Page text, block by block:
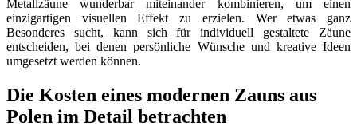
Metallzäune wunderbar miteinander kombinieren, um einen
einzigartigen visuellen Effekt zu erzielen. Wer etwas ganz
Besonderes sucht, kann sich für individuell gestaltete Zäune
entscheiden, bei denen persönliche Wünsche und kreative Ideen
umgesetzt werden können.
Die Kosten eines modernen Zauns aus
Polen im Detail betrachten